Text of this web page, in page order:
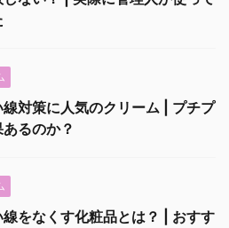
線対策に人気のクリーム | プチプ
るのか？
線をなくす化粧品とは？ | おすす